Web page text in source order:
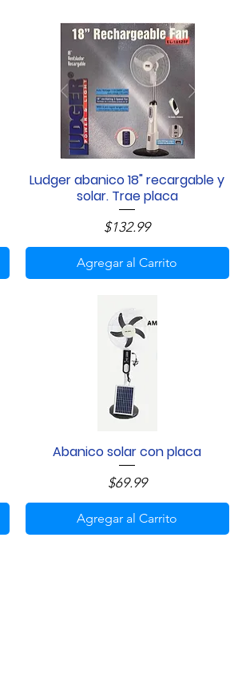
Vista rápida
Ludger abanico 18" recargable y
solar. Trae placa
Precio
$132.99
Agregar al Carrito
Vista rápida
Abanico solar con placa
Precio
$69.99
Agregar al Carrito